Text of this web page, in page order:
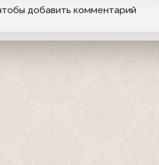
добавить комментарий